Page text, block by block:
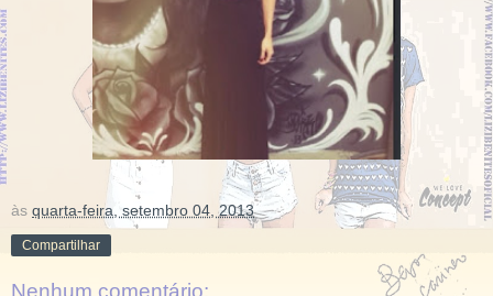
às quarta-feira, setembro 04, 2013
Compartilhar